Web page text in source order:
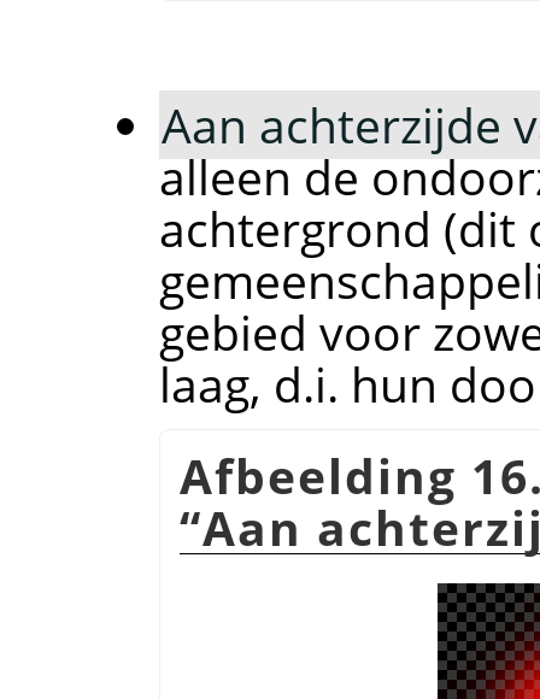
Aan achterzijde
alleen de
achtergrond (dit
gebied voor
laag, d.i. hun
Afbeelding
“Aan